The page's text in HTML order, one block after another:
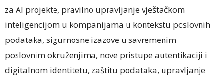
za AI projekte, pravilno upravljanje vještačkom
inteligencijom u kompanijama u kontekstu poslovnih
podataka, sigurnosne izazove u savremenim
poslovnim okruženjima, nove pristupe autentikaciji i
digitalnom identitetu, zaštitu podataka, upravljanje